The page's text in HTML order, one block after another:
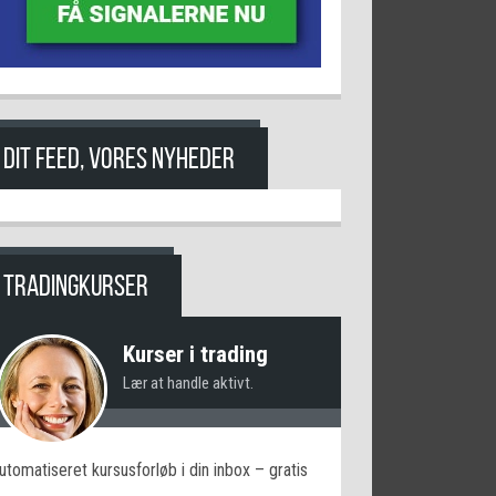
DIT FEED, VORES NYHEDER
TRADINGKURSER
Kurser i trading
Lær at handle aktivt.
kursusforløb i din inbox – gratis